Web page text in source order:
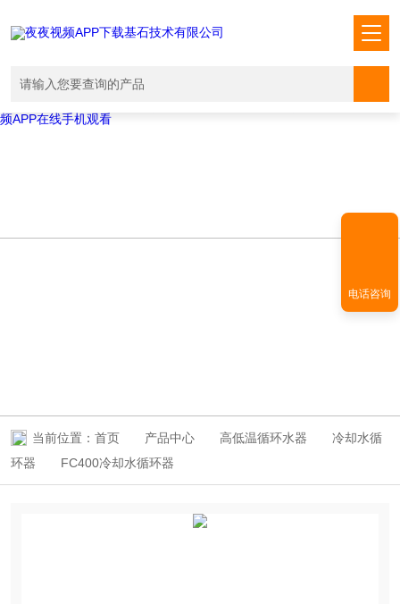
/www/wwwroot/T1.COM/func.phpon line
file_put_contents(./cachefile_yuan/shendoushi.net/cache/19/ad983/
failed to open stream: No such file or directory in
/www/wwwroot/T1.COM/func.php
夜夜视频APP下载,夜夜爽视频APP看片,夜夜夜风流视频下载APP,夜夜视
频APP在线手机观看
当前位置： 首页 产品中心 高低温循环水器
冷却水循
环器
FC400冷却水循环器
电话咨询